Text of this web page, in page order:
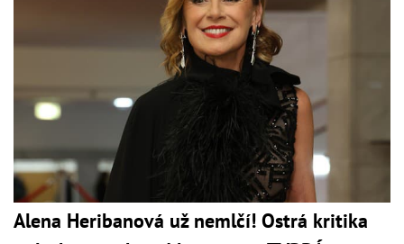
Alena Heribanová už nemlčí! Ostrá kritika